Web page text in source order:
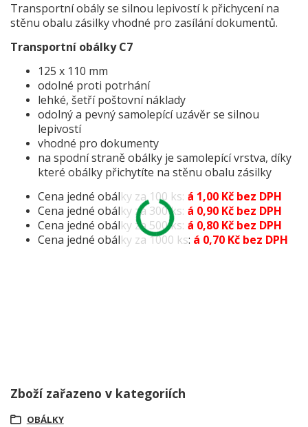
Transportní obály se silnou lepivostí k přichycení na
stěnu obalu zásilky vhodné pro zasílání dokumentů.
Transportní obálky C7
125 x 110 mm
odolné proti potrhání
lehké, šetří poštovní náklady
odolný a pevný samolepící uzávěr se silnou
lepivostí
vhodné pro dokumenty
na spodní straně obálky je samolepící vrstva, díky
které obálky přichytíte na stěnu obalu zásilky
Cena jedné obálky za 100 ks: á 1,00 Kč bez DPH
Cena jedné obálky za 300 ks: á 0,90 Kč bez DPH
Cena jedné obálky za 500 ks: á 0,80 Kč bez DPH
Cena jedné obálky za 1000 ks: á 0,70 Kč bez DPH
Zboží zařazeno v kategoriích
OBÁLKY